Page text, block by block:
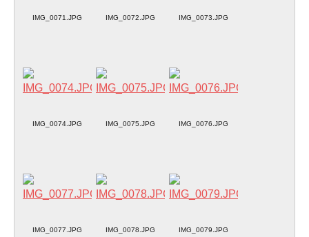
IMG_0071.JPG IMG_0072.JPG IMG_0073.JPG
IMG_0074.JPG IMG_0075.JPG IMG_0076.JPG
IMG_0077.JPG IMG_0078.JPG IMG_0079.JPG